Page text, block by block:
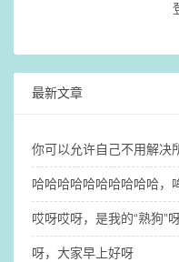
最新文章
你可以允许自己不用解决
哈哈哈哈哈哈哈哈哈哈，
哎呀哎呀，是我的“熟狗”
呀，大家早上好呀